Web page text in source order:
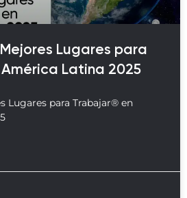
Lugares para
Latina 2025
Lugares para Trabajar® en